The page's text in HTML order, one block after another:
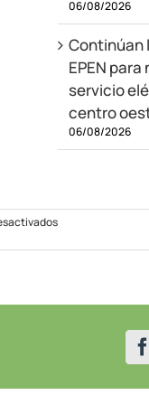
06/08/2026
Continúan
EPEN
servicio
centro
06/08/2026
en
trasladará